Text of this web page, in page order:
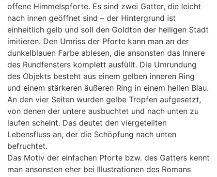
offene Himmelspforte. Es sind zwei Gatter, die leicht
nach innen geöffnet sind – der Hintergrund ist
einheitlich gelb und soll den Goldton der heiligen Stadt
imitieren. Den Umriss der Pforte kann man an der
dunkelblauen Farbe ablesen, die ansonsten das Innere
des Rundfensters komplett ausfüllt. Die Umrundung
des Objekts besteht aus einem gelben inneren Ring
und einem stärkeren äußeren Ring in einem hellen Blau.
An den vier Seiten wurden gelbe Tropfen aufgesetzt,
von denen der untere ausbuchtet und nach unten zu
laufen scheint. Das deutet den viergeteilten
Lebensfluss an, der die Schöpfung nach unten
befruchtet.
Das Motiv der einfachen Pforte bzw. des Gatters kennt
man ansonsten eher bei Illustrationen des Romans